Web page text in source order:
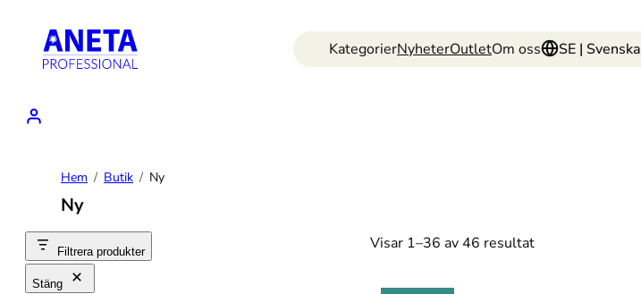
innehåll
KategorierNyheterOutletOm oss SE | Svenska
Hem Butik Ny
Ny
Filtrera produkter
Stäng
Visar 1–36 av 46 resultat